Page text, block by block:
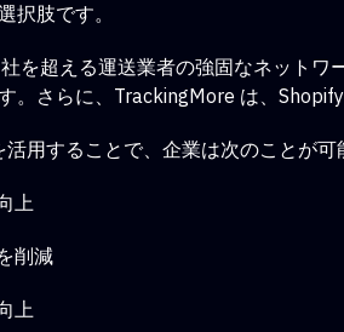
択肢です。
を超える運送業者の強固なネット
。さらに、TrackingMore は、
用することで、企業は次のことが可
上
削減
上